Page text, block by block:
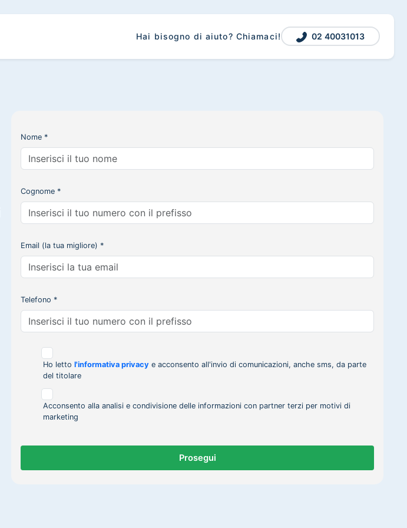
Hai bisogno di aiuto? Chiamaci! 02 40031013
Nome *
Cognome *
Email (la tua migliore) *
Telefono *
Ho letto l'informativa privacy e acconsento all'invio di comunicazioni, anche sms, da parte
del titolare
Acconsento alla analisi e condivisione delle informazioni con partner terzi per motivi di
marketing